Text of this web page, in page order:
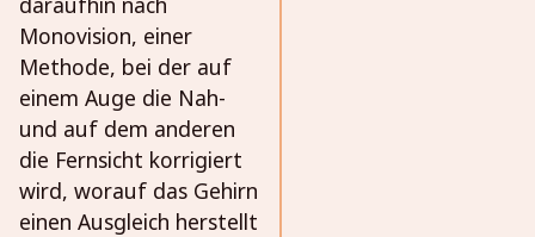
Monovision, einer
Methode, bei der auf
einem Auge die Nah-
und auf dem anderen
die Fernsicht korrigiert
wird, worauf das Gehirn
einen Ausgleich herstellt